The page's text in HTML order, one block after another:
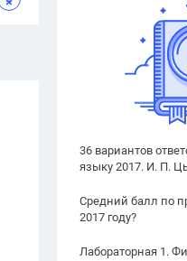
36 вариантов
языку 2017. И. П.
Средний балл по
2017 году?
Лабораторная 1.